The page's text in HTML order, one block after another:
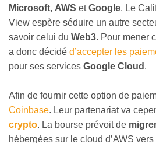
Microsoft, AWS etGoogle. Le
View espère séduire un autre
savoir celui du Web3. Pour mener
a donc décidé d’accepter les
pour ses services Google Cloud .
Afin de fournir cette option de
Coinbase. Leur partenariat va
crypto. La bourse prévoit de
hébergées sur le cloud d’AWS